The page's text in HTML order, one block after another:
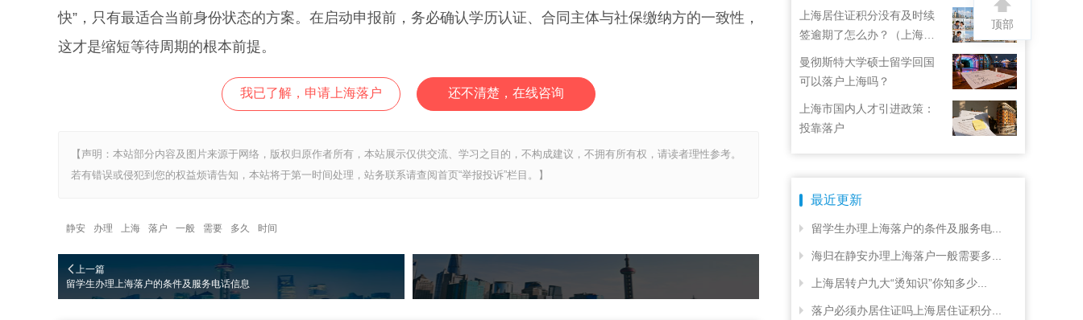
快”，只有最适合当前身份状态的方案。在启动申报前，务必确认学历认证、合同主体与社保缴纳方的一致性，
这才是缩短等待周期的根本前提。
我已了解，申请上海落户 还不清楚，在线咨询
【声明：本站部分内容及图片来源于网络，版权归原作者所有，本站展示仅供交流、学习之目的，不构成建议，不拥有所有权，请读者理性参考。
若有错误或侵犯到您的权益烦请告知，本站将于第一时间处理，站务联系请查阅首页“举报投诉”栏目。】
静安 办理 上海 落户 一般 需要 多久 时间
上一篇
留学生办理上海落户的条件及服务电话信息
证技能职称目录）
上海居住证积分没有及时续
签逾期了怎么办？（上海居
住证续签了但积分忘了）
曼彻斯特大学硕士留学回国
可以落户上海吗？
上海市国内人才引进政策：
投靠落户
最近更新
留学生办理上海落户的条件及服务电...
海归在静安办理上海落户一般需要多...
上海居转户九大“烫知识”你知多少...
落户必须办居住证吗上海居住证积分...
顶部